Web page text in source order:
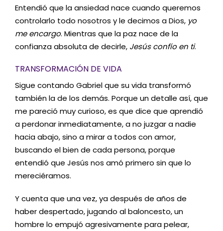
Entendió que la ansiedad nace cuando queremos
controlarlo todo nosotros y le decimos a Dios, yo
me encargo. Mientras que la paz nace de la
confianza absoluta de decirle, Jesús confío en ti.
TRANSFORMACIÓN DE VIDA
Sigue contando Gabriel que su vida transformó
también la de los demás. Porque un detalle así, que
me pareció muy curioso, es que dice que aprendió
a perdonar inmediatamente, a no juzgar a nadie
hacia abajo, sino a mirar a todos con amor,
buscando el bien de cada persona, porque
entendió que Jesús nos amó primero sin que lo
mereciéramos.
Y cuenta que una vez, ya después de años de
haber despertado, jugando al baloncesto, un
hombre lo empujó agresivamente para pelear,